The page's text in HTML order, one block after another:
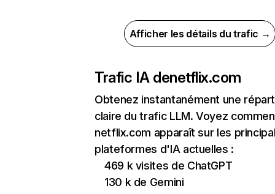
Afficher les détails du trafic →
Trafic IA denetflix.com
Obtenez instantanément une
claire du trafic LLM. Voyez
netflix.com apparaît sur les
plateformes d'IA actuelles :
469 k visites de ChatGPT
130 k de Gemini